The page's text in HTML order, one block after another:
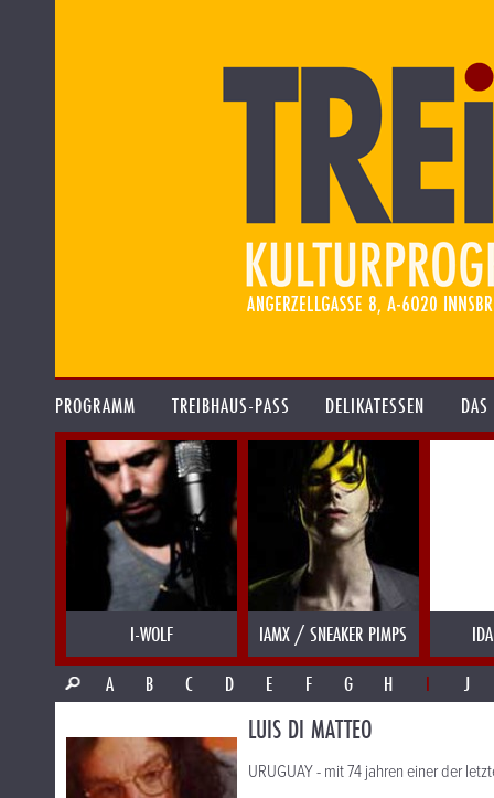
PROGRAMM TREIBHAUS-PASS DELIKATESSEN
I-WOLF IAMX / SNEAKER PIMPS
A
B C D E F G H I J
LUIS DI MATTEO
URUGUAY - mit 74 jahren einer der